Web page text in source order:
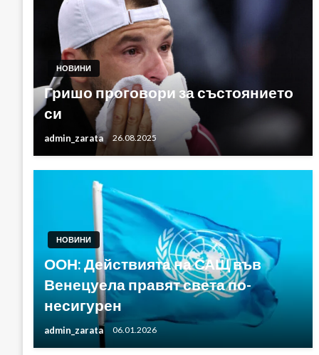
НОВИНИ
Гришо проговори за състоянието
си
admin_zarata 26.08.2025
НОВИНИ
ООН: Действията на САЩ във
Венецуела правят света по-
несигурен
admin_zarata 06.01.2026